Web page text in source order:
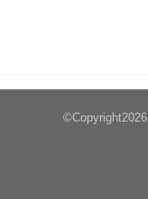
©Copyright2026